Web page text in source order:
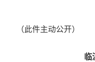
（此件主动公开）